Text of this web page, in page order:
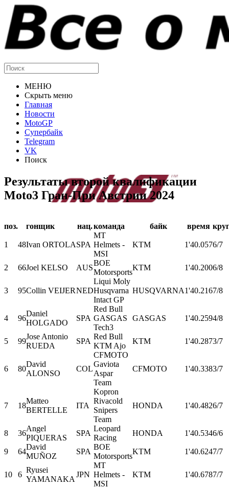
МЕНЮ
Скрыть меню
Главная
Новости
MotoGP
Супербайк
Telegram
VK
Поиск
Результаты второй квалификации
Moto3 Гран-При Австрии 2024
поз. гонщик нац.команда байк время
1 48Ivan ORTOLASPA
MT
Helmets -
MSI
KTM 1'40.0576/7
2 66Joel KELSO AUS
BOE
Motorsports
KTM 1'40.2006/8
3 95Collin VEIJERNED
Liqui Moly
Husqvarna
Intact GP
HUSQVARNA1'40.2167/8
4 96
Daniel
HOLGADO
SPA
Red Bull
GASGAS
Tech3
GASGAS 1'40.2594/8
5 99
Jose Antonio
RUEDA
SPA
Red Bull
KTM Ajo
KTM 1'40.2873/7
6 80
David
ALONSO
COL
CFMOTO
Gaviota
Aspar
Team
CFMOTO 1'40.3383/7
7 18
Matteo
BERTELLE
ITA
Kopron
Rivacold
Snipers
Team
HONDA 1'40.4826/7
8 36
Angel
PIQUERAS
SPA
Leopard
Racing
HONDA 1'40.5346/6
9 64
David
MUÑOZ
SPA
BOE
Motorsports
KTM 1'40.6247/7
10 6
Ryusei
YAMANAKA
JPN
MT
Helmets -
MSI
KTM 1'40.6787/7